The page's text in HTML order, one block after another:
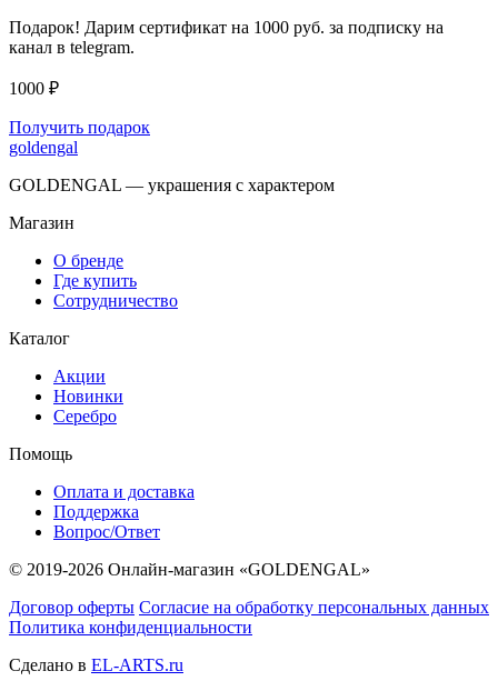
Подарок! Дарим сертификат на 1000 руб. за подписку на
канал в telegram.
1000 ₽
Получить подарок
goldengal
GOLDENGAL — украшения с характером
Магазин
О бренде
Где купить
Сотрудничество
Каталог
Акции
Новинки
Серебро
Помощь
Оплата и доставка
Поддержка
Вопрос/Ответ
© 2019-2026 Онлайн-магазин «GOLDENGAL»
Договор оферты Согласие на обработку персональных данных
Политика конфиденциальности
Сделано в EL-ARTS.ru